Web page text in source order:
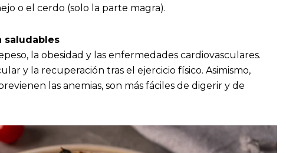
o el cerdo (solo la parte magra).
saludables
la obesidad y las enfermedades cardiovasculares.
y la recuperación tras el ejercicio físico. Asimismo,
las anemias, son más fáciles de digerir y de